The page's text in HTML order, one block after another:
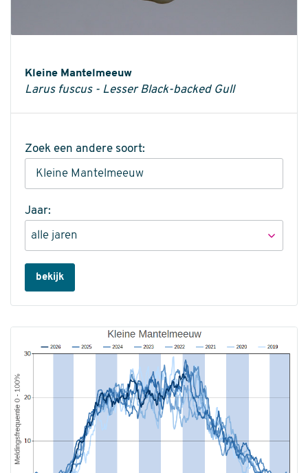
Kleine Mantelmeeuw
Larus fuscus - Lesser Black-backed Gull
Zoek een andere soort:
Jaar:
bekijk